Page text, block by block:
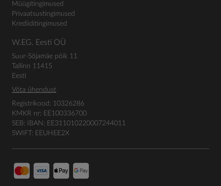
Müügitingimused
Privaatsustingimused
Krediiditingimused
W.EG. Eesti OÜ
Suur-Sõjamäe põik 11
Tallinn 11415
Eesti
Võta ühendust
Registrikood: 10326286
KMKR nr: EE100336700
SEB: IBAN: EE311010220007244011
SWIFT: EEUHEE2X